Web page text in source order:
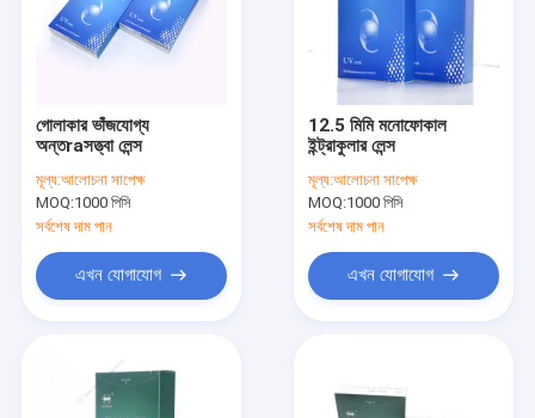
গোলাকার ভাঁজযোগ্য
অন্তraসত্ত্বা লেন্স
মূল্য:আলোচনা সাপেক্ষ
MOQ:1000 পিসি
সর্বশেষ দাম পান
এখন যোগাযোগ
12.5 মিমি মনোফোকাল
ইন্ট্রাকুলার লেন্স
মূল্য:আলোচনা সাপেক্ষ
MOQ:1000 পিসি
সর্বশেষ দাম পান
এখন যোগাযোগ